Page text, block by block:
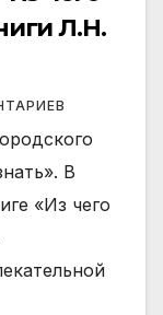
Л.Н.
В
«Из чего